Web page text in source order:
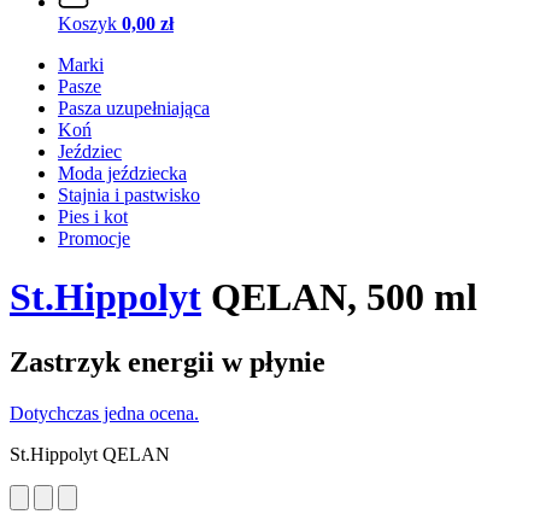
Koszyk 0,00 zł
Marki
Pasze
Pasza uzupełniająca
Koń
Jeździec
Moda jeździecka
Stajnia i pastwisko
Pies i kot
Promocje
St.Hippolyt QELAN, 500 ml
Zastrzyk energii w płynie
Dotychczas jedna ocena.
St.Hippolyt QELAN